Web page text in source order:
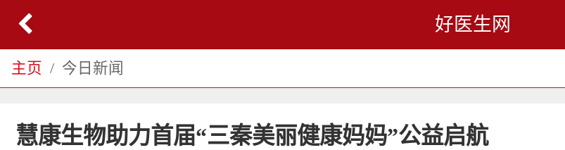
好医生网
主页 今日新闻
慧康生物助力首届“三秦美丽健康妈妈”公益启航